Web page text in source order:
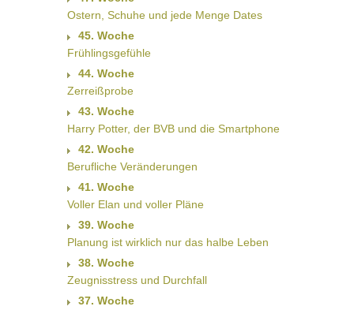
Ostern, Schuhe und jede Menge Dates
45. Woche
Frühlingsgefühle
44. Woche
Zerreißprobe
43. Woche
Harry Potter, der BVB und die Smartphone
42. Woche
Berufliche Veränderungen
41. Woche
Voller Elan und voller Pläne
39. Woche
Planung ist wirklich nur das halbe Leben
38. Woche
Zeugnisstress und Durchfall
37. Woche